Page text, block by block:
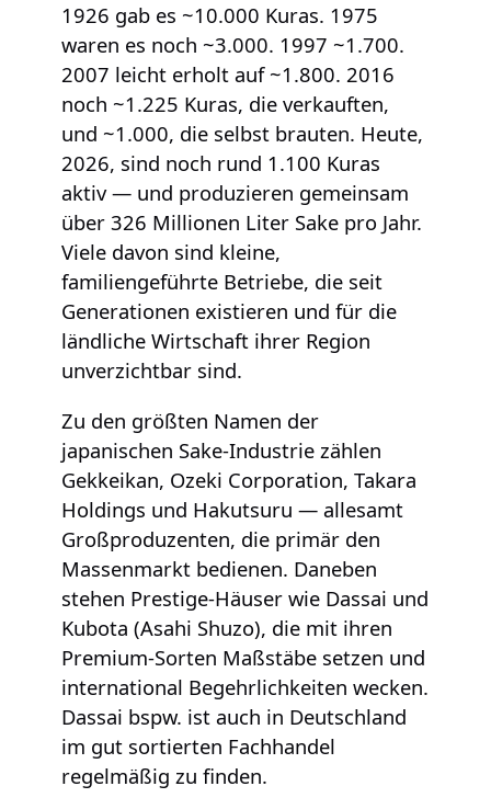
1926 gab es ~10.000 Kuras. 1975
waren es noch ~3.000. 1997 ~1.700.
2007 leicht erholt auf ~1.800. 2016
noch ~1.225 Kuras, die verkauften,
und ~1.000, die selbst brauten. Heute,
2026, sind noch rund 1.100 Kuras
aktiv — und produzieren gemeinsam
über 326 Millionen Liter Sake pro Jahr.
Viele davon sind kleine,
familiengeführte Betriebe, die seit
Generationen existieren und für die
ländliche Wirtschaft ihrer Region
unverzichtbar sind.
Zu den größten Namen der
japanischen Sake-Industrie zählen
Gekkeikan, Ozeki Corporation, Takara
Holdings und Hakutsuru — allesamt
Großproduzenten, die primär den
Massenmarkt bedienen. Daneben
stehen Prestige-Häuser wie Dassai und
Kubota (Asahi Shuzo), die mit ihren
Premium-Sorten Maßstäbe setzen und
international Begehrlichkeiten wecken.
Dassai bspw. ist auch in Deutschland
im gut sortierten Fachhandel
regelmäßig zu finden.